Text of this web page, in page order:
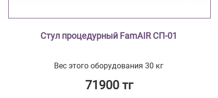
Стул процедурный FamAIR СП-01
Вес этого оборудования 30 кг
71900 тг